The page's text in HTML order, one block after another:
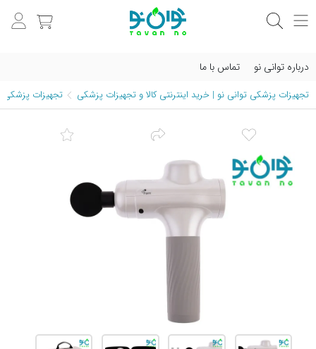
درباره توانی نو تماس با ما
تجهیزات پزشکی توانی نو | خرید اینترنتی کالا و تجهیزات پزشکی تجهیزات پزشکی